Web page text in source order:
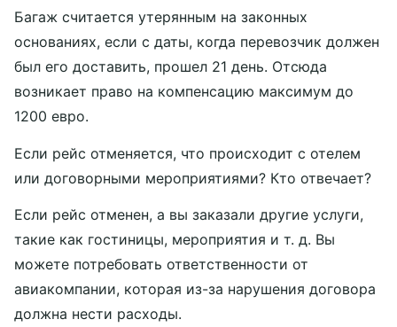
Багаж считается утерянным на законных
основаниях, если с даты, когда перевозчик должен
был его доставить, прошел 21 день. Отсюда
возникает право на компенсацию максимум до
1200 евро.
Если рейс отменяется, что происходит с отелем
или договорными мероприятиями? Кто отвечает?
Если рейс отменен, а вы заказали другие услуги,
такие как гостиницы, мероприятия и т. д. Вы
можете потребовать ответственности от
авиакомпании, которая из-за нарушения договора
должна нести расходы.